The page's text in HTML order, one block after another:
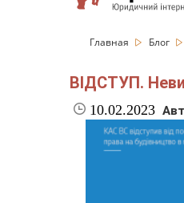
Главная Блог
ВІДСТУП.
10.02.2023